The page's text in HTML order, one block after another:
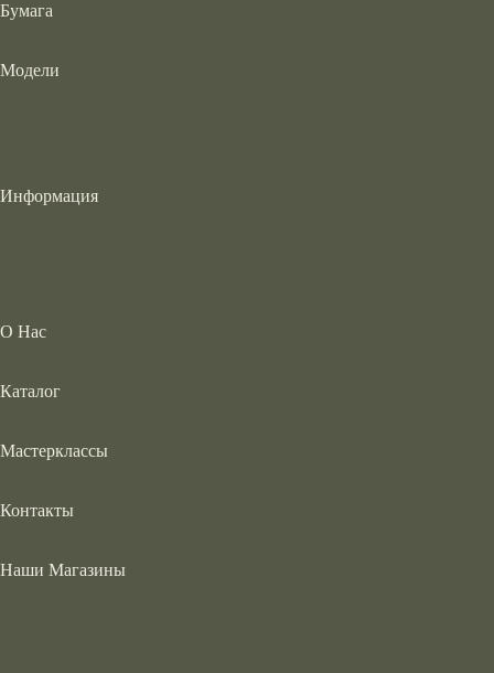
Бумага
Модели
Информация
О Нас
Каталог
Мастерклассы
Контакты
Наши Магазины